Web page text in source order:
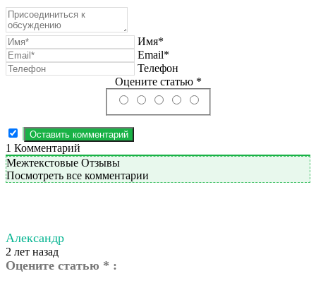
Имя*
Email*
Телефон
Оцените статью *
1 Комментарий
Межтекстовые Отзывы
Посмотреть все комментарии
Александр
2 лет назад
Оцените статью * :